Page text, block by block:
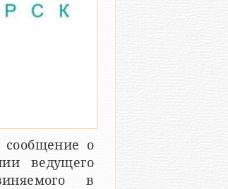
о
ведущего
в